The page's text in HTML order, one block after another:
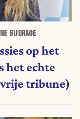
BIJDRAGE
op het
het echte
tribune)